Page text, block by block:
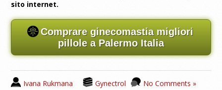
sito internet.
Comprare ginecomastia migliori
pillole a Palermo Italia
Ivana Rukmana Gynectrol No Comments »